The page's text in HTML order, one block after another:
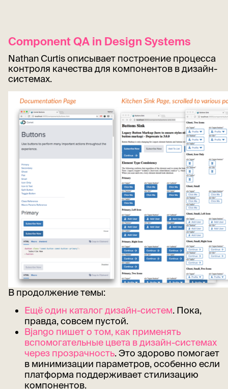
Component QA in Design Systems
Nathan Curtis описывает построение процесса
контроля качества для компонентов в дизайн-
системах.
В продолжение темы:
Ещё один каталог дизайн-систем. Пока,
правда, совсем пустой.
Bjango пишет о том, как применять
вспомогательные цвета в дизайн-системах
через прозрачность. Это здорово помогает
в минимизации параметров, особенно если
платформа поддерживает стилизацию
компонентов.